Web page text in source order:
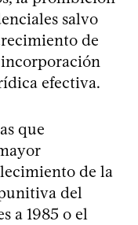
salvo
de
efectiva.
que
de la
del
a 1985 o el